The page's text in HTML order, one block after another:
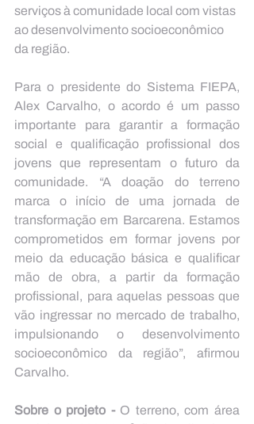
serviços à comunidade local com vistas
ao desenvolvimento socioeconômico
da região.
Para o presidente do Sistema FIEPA,
Alex Carvalho, o acordo é um passo
importante para garantir a formação
social e qualificação profissional dos
jovens que representam o futuro da
comunidade. “A doação do terreno
marca o início de uma jornada de
transformação em Barcarena. Estamos
comprometidos em formar jovens por
meio da educação básica e qualificar
mão de obra, a partir da formação
profissional, para aquelas pessoas que
vão ingressar no mercado de trabalho,
impulsionando o desenvolvimento
socioeconômico da região”, afirmou
Carvalho.
Sobre o projeto - O terreno, com área